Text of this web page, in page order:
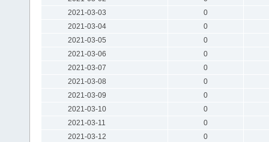
2021-03-03
0
2021-03-04
0
2021-03-05
0
2021-03-06
0
2021-03-07
0
2021-03-08
0
2021-03-09
0
2021-03-10
0
2021-03-11
0
2021-03-12
0